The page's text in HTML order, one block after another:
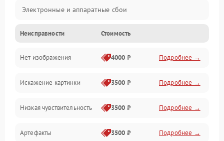
Электронные и аппаратные сбои
Неисправности сенсора и оптики
Программные ошибки
Электропитание
Измерения
Матрица
Неисправности Стоимость
Нет изображения 4000 ₽ Подробнее →
Искажение картинки 3500 ₽ Подробнее →
Низкая чувствительность 3500 ₽ Подробнее →
Артефакты 3500 ₽ Подробнее →